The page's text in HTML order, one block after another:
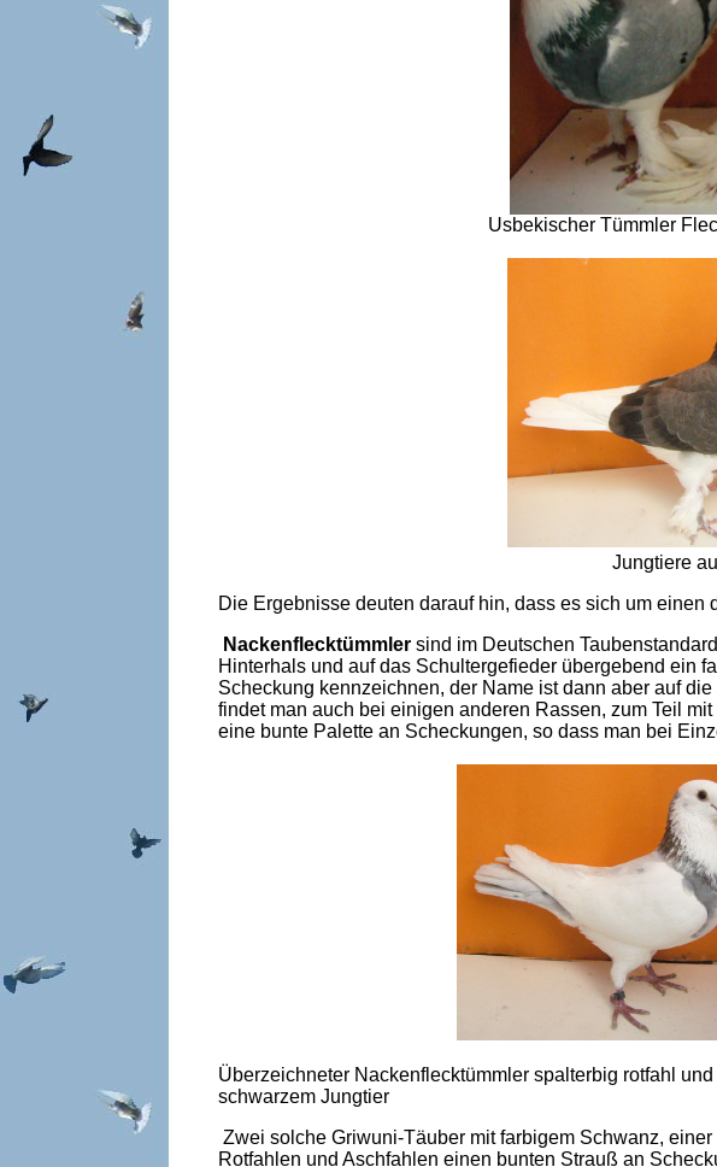
Usbekischer Tümmler
Jungtiere
Die Ergebnisse deuten darauf hin, dass es sich um einen
Nackenflecktümmler sind im Deutschen
Hinterhals und auf das Schultergefieder übergebend ein
Scheckung kennzeichnen, der Name ist dann aber auf
findet man auch bei einigen anderen Rassen, zum Teil
eine bunte Palette an Scheckungen, so dass man bei
Überzeichneter Nackenflecktümmler spalterbig rotfahl
schwarzem Jungtier
Zwei solche Griwuni-Täuber mit farbigem Schwanz,
Rotfahlen und Aschfahlen einen bunten Strauß an